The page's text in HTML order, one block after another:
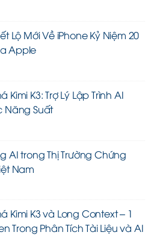
Lộ Mới Về iPhone Kỷ Niệm 20
Apple
Kimi K3: Trợ Lý Lập Trình AI
Năng Suất
AI trong Thị Trường Chứng
Nam
Kimi K3 và Long Context – 1
Trong Phân Tích Tài Liệu và AI